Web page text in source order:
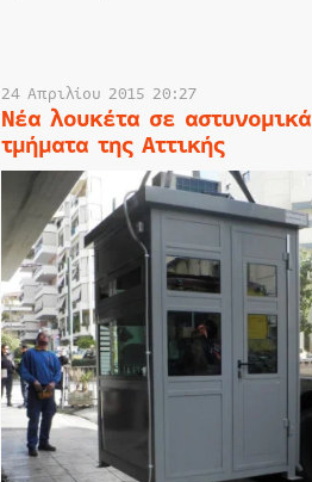
24 Απριλίου 2015 20:27
Νέα λουκέτα σε αστυνομικά
τμήματα της Αττικής